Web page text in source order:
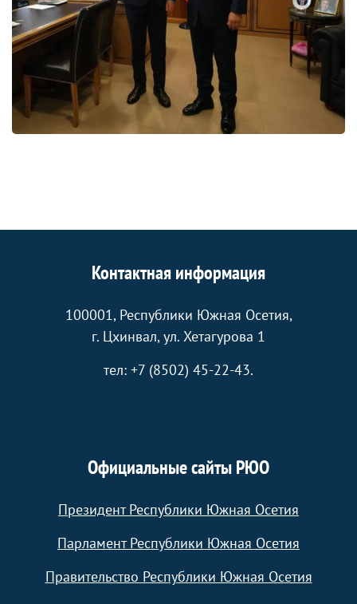
Контактная информация
100001, Республики Южная Осетия,
г. Цхинвал, ул. Хетагурова 1
тел: +7 (8502) 45-22-43.
Официальные сайты РЮО
Президент Республики Южная Осетия
Парламент Республики Южная Осетия
Правительство Республики Южная Осетия